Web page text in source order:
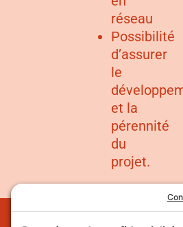
réseau
Possibilité
d’assurer
le
et la
pérennité
du
projet.